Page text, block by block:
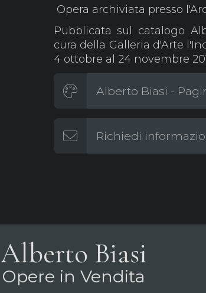
Opera archiviata presso
Pubblicata sul catalogo
cura della Galleria d'Arte
4 ottobre al 24 novembre
Alberto Biasi -
Richiedi
Alberto Biasi
Opere in Vendita